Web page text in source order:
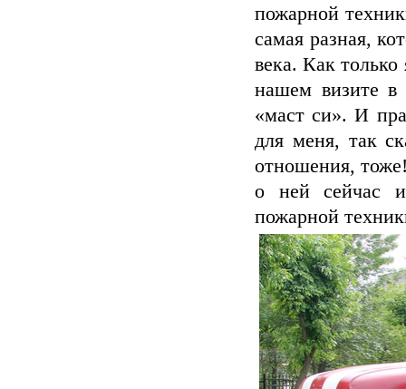
пожарной
самая разная,
века. Как только
нашем визите в
«маст си». И
для меня, так
отношения,
о ней сейчас
пожарной